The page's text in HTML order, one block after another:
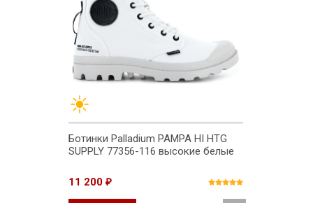
Ботинки Palladium PAMPA HI HTG
SUPPLY 77356-116 высокие белые
11 200 ₽